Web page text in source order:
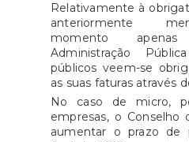
Relativamente à
anteriormente
momento
Administração
públicos veem-se
as suas faturas através
No caso de micro,
empresas, o Conselho
aumentar o prazo de